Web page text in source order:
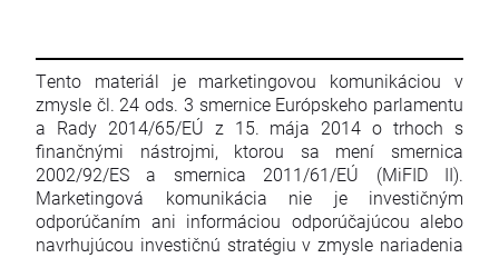
Tento materiál je marketingovou komunikáciou v
zmysle čl. 24 ods. 3 smernice Európskeho parlamentu
a Rady 2014/65/EÚ z 15. mája 2014 o trhoch s
finančnými nástrojmi, ktorou sa mení smernica
2002/92/ES a smernica 2011/61/EÚ (MiFID II).
Marketingová komunikácia nie je investičným
odporúčaním ani informáciou odporúčajúcou alebo
navrhujúcou investičnú stratégiu v zmysle nariadenia